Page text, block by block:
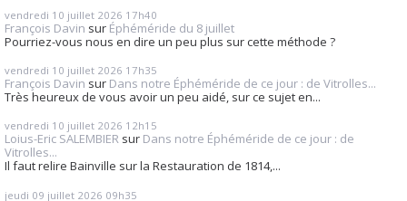
vendredi 10 juillet 2026 17h40
François Davin sur Éphéméride du 8 juillet
Pourriez-vous nous en dire un peu plus sur cette méthode ?
vendredi 10 juillet 2026 17h35
François Davin sur Dans notre Éphéméride de ce jour : de Vitrolles...
Très heureux de vous avoir un peu aidé, sur ce sujet en...
vendredi 10 juillet 2026 12h15
Loius-Eric SALEMBIER sur Dans notre Éphéméride de ce jour : de
Vitrolles...
Il faut relire Bainville sur la Restauration de 1814,...
jeudi 09 juillet 2026 09h35